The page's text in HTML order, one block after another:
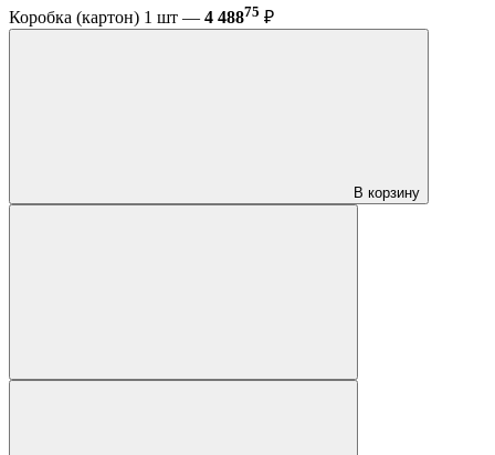
Коробка (картон) 1 шт — 4 48875 ₽
В корзину